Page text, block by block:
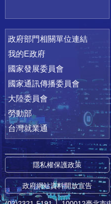
政府部門相關單位連結
我的E政府
國家發展委員會
國家通訊傳播委員會
大陸委員會
勞動部
台灣就業通
隱私權保護政策
政府網站資料開放宣告